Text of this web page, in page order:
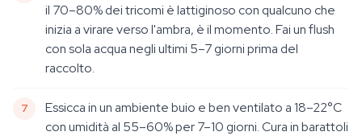
il 70–80% dei tricomi è lattiginoso con qualcuno che
inizia a virare verso l'ambra, è il momento. Fai un flush
con sola acqua negli ultimi 5–7 giorni prima del
raccolto.
Essicca in un ambiente buio e ben ventilato a 18–22°C
con umidità al 55–60% per 7–10 giorni. Cura in barattoli